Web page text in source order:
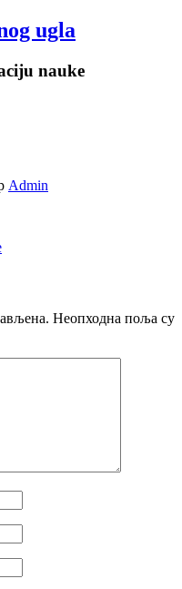
ugla
nauke
Admin
Неопходна поља су